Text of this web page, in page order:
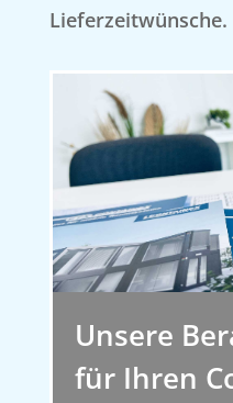
Lieferzeitwünsche.
Unsere
für Ihren